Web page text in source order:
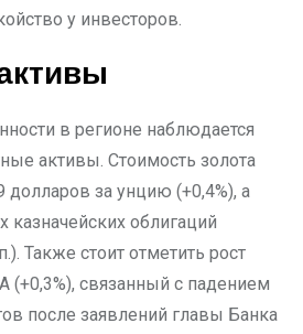
у инвесторов.
в регионе наблюдается
активы. Стоимость золота
долларов за унцию (+0,4%), а
казначейских облигаций
Также стоит отметить рост
(+0,3%), связанный с падением
после заявлений главы Банка